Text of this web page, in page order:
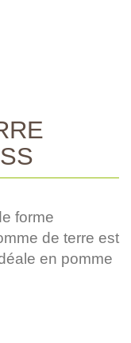
forme
de terre est
en pomme